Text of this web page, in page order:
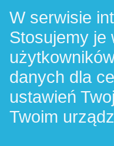
W serwisie
Stosujemy je
danych dla
ustawień
Twoim